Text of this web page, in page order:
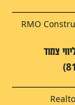
RMO
צמוד